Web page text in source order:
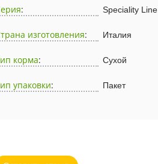
: Speciality Line
изготовления: Италия
корма: Сухой
упаковки: Пакет